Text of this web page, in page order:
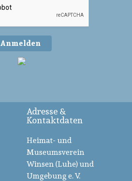
Anmelden
Adresse &
Kontaktdaten
Heimat- und
Museumsverein
Winsen (Luhe) und
Umgebung e. V.